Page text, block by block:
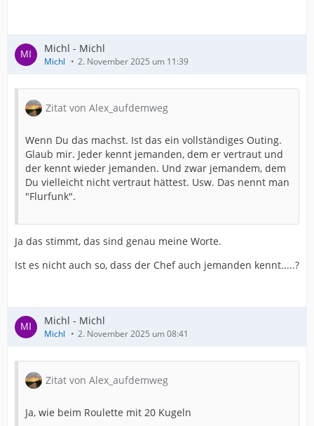
Michl - Michl
Michl 2. November 2025 um 11:39
Zitat von Alex_aufdemweg
Wenn Du das machst. Ist das ein vollständiges Outing.
Glaub mir. Jeder kennt jemanden, dem er vertraut und
der kennt wieder jemanden. Und zwar jemandem, dem
Du vielleicht nicht vertraut hättest. Usw. Das nennt man
"Flurfunk".
Ja das stimmt, das sind genau meine Worte.
Ist es nicht auch so, dass der Chef auch jemanden kennt.....?
Michl - Michl
Michl 2. November 2025 um 08:41
Zitat von Alex_aufdemweg
Ja, wie beim Roulette mit 20 Kugeln